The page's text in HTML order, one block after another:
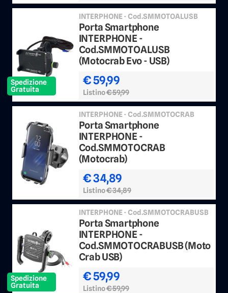
Spedizione
Gratuita
INTERPHONE - Cod.SMMOTOALUSB
Porta Smartphone
INTERPHONE -
Cod.SMMOTOALUSB
(Motocrab Evo - USB)
€ 59,99
Listino€ 59,99
INTERPHONE - Cod.SMMOTOCRAB
Porta Smartphone
INTERPHONE -
Cod.SMMOTOCRAB
(Motocrab)
€ 34,89
Listino€ 34,89
Spedizione
Gratuita
INTERPHONE - Cod.SMMOTOCRABUSB
Porta Smartphone
INTERPHONE -
Cod.SMMOTOCRABUSB (Moto
Crab USB)
€ 59,99
Listino€ 59,99